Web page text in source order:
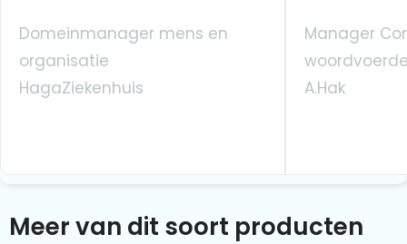
Domeinmanager mens en
organisatie
HagaZiekenhuis
Manager
A.Hak
Meer van dit soort producten